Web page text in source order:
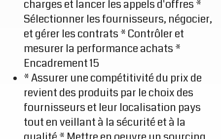
charges et lancer les appels d'offres *
Sélectionner les fournisseurs, négocier,
et gérer les contrats * Contrôler et
mesurer la performance achats *
Encadrement 15
* Assurer une compétitivité du prix de
revient des produits par le choix des
fournisseurs et leur localisation pays
tout en veillant à la sécurité et à la